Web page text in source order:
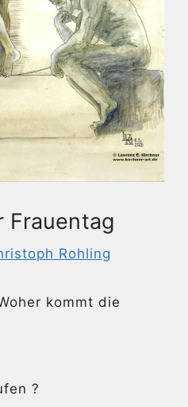
Frauentag
Rohling
kommt die
?